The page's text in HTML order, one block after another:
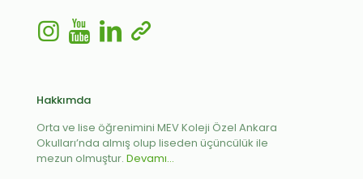
Hakkımda
Orta ve lise öğrenimini MEV Koleji Özel Ankara
Okulları’nda almış olup liseden üçüncülük ile
mezun olmuştur. Devamı...